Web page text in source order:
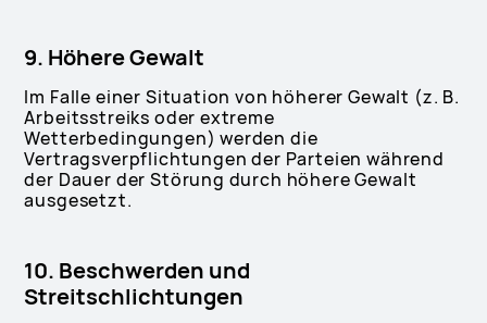
9. Höhere Gewalt
Im Falle einer Situation von höherer Gewalt (z. B.
Arbeitsstreiks oder extreme
Wetterbedingungen) werden die
Vertragsverpflichtungen der Parteien während
der Dauer der Störung durch höhere Gewalt
ausgesetzt.
10. Beschwerden und
Streitschlichtungen